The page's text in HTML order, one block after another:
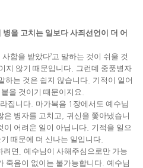
을 고치는 일보다 사죄선언이 더 어
사함을 받았다’고 말하는 것이 쉬울 것
지 않기 때문입니다 그런데 중풍병자
하는 것은 쉽지 않습니다 기적이 일어
을 것이기 때문이지요
집니다 마가복음 1 장에서도 예수님
은 병자를 고치고
귀신을 쫓아냈습니
이 어려운 일이 아닙니다 기적을 일으
때문에 더 신나는 일입니다
려면
예수님이 사해주심으로만 가능
죽음이 없이는 불가능합니다 예수님